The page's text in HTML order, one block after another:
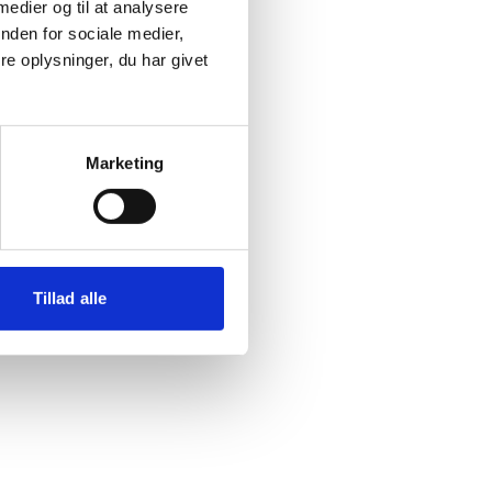
og til at analysere
for sociale medier,
oplysninger, du har givet
Marketing
Tillad alle